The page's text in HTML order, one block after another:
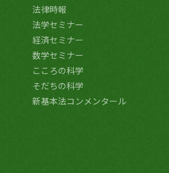
法律時報
法学セミナー
経済セミナー
数学セミナー
こころの科学
そだちの科学
新基本法コンメンタール